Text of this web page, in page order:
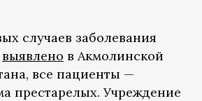
случаев заболевания
выявлено в Акмолинской
все пациенты —
престарелых. Учреждение